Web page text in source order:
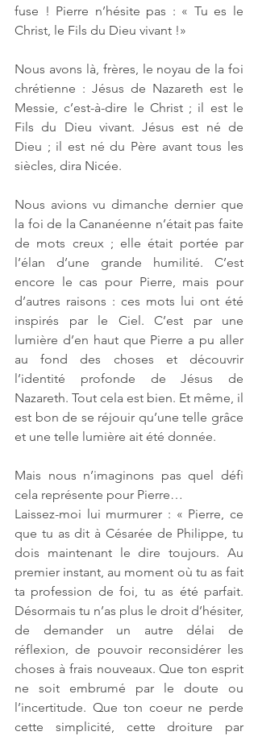
fuse ! Pierre n’hésite pas : « Tu es le
Christ, le Fils du Dieu vivant !»
Nous avons là, frères, le noyau de la foi
chrétienne : Jésus de Nazareth est le
Messie, c’est-à-dire le Christ ; il est le
Fils du Dieu vivant. Jésus est né de
Dieu ; il est né du Père avant tous les
siècles, dira Nicée.
Nous avions vu dimanche dernier que
la foi de la Cananéenne n’était pas faite
de mots creux ; elle était portée par
l’élan d’une grande humilité. C’est
encore le cas pour Pierre, mais pour
d’autres raisons : ces mots lui ont été
inspirés par le Ciel. C’est par une
lumière d’en haut que Pierre a pu aller
au fond des choses et découvrir
l’identité profonde de Jésus de
Nazareth. Tout cela est bien. Et même, il
est bon de se réjouir qu’une telle grâce
et une telle lumière ait été donnée.
Mais nous n’imaginons pas quel défi
cela représente pour Pierre…
Laissez-moi lui murmurer : « Pierre, ce
que tu as dit à Césarée de Philippe, tu
dois maintenant le dire toujours. Au
premier instant, au moment où tu as fait
ta profession de foi, tu as été parfait.
Désormais tu n’as plus le droit d’hésiter,
de demander un autre délai de
réflexion, de pouvoir reconsidérer les
choses à frais nouveaux. Que ton esprit
ne soit embrumé par le doute ou
l’incertitude. Que ton coeur ne perde
cette simplicité, cette droiture par